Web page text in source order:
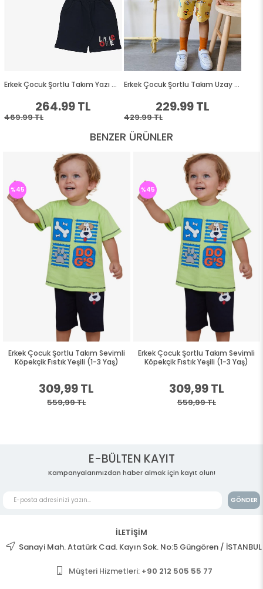
BENZER ÜRÜNLER
Erkek Çocuk Şortlu Takım Sevimli
Köpekçik Fıstık Yeşili (1-3 Yaş)
309,99 TL
559,99 TL
%45
Erkek Çocuk Şortlu Takım Sevimli
Köpekçik Fıstık Yeşili (1-3 Yaş)
309,99 TL
559,99 TL
%45
E-BÜLTEN KAYIT
Kampanyalarımızdan haber almak için kayıt olun!
GÖNDER
İLETİŞİM
Sanayi Mah. Atatürk Cad. Kayın Sok. No:5 Güngören / İSTANBUL
Müşteri Hizmetleri: +90 212 505 55 77